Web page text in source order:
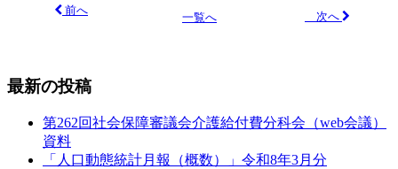
前へ
一覧へ 次へ
最新の投稿
第262回社会保障審議会介護給付費分科会（web会議）
資料
「人口動態統計月報（概数）」令和8年3月分